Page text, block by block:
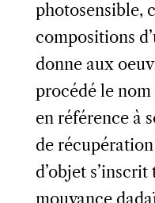
photosensible,
compositions
donne aux
procédé le nom
en référence à
de
d’objet